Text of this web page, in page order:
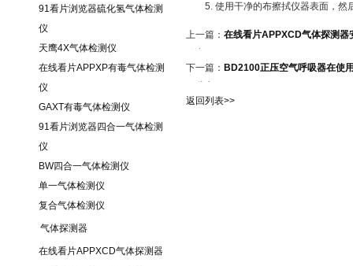
91看片浏览器硫化氢气体检测
仪
天鹰4X气体检测仪
在线看片APPXP有毒气体检测
仪
GAXT有毒气体检测仪
91看片浏览器四合一气体检测
仪
BW四合一气体检测仪
单一气体检测仪
复合气体检测仪
气体探测器
在线看片APPXCD气体探测器
5. 使用干净的布擦拭仪器表面，然
上一篇： 在线看片APPXCD气体探测器
下一篇： BD2100正压空气呼吸器在使
返回列表>>